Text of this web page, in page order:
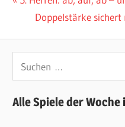
Beitrag:
Nächster
Doppelstärke sichert
nach:
Alle Spiele der